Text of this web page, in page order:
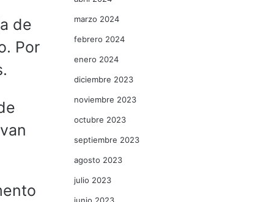
de
Por
marzo 2024
febrero 2024
enero 2024
diciembre 2023
noviembre 2023
octubre 2023
septiembre 2023
agosto 2023
julio 2023